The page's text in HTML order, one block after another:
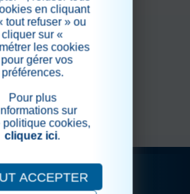
sociaux
en cliquant
tout refuser » ou
cliquer sur «
les cookies
gérer vos
préférences.
Pour plus
sur
politique cookies,
cliquez ici.
ACCEPTER